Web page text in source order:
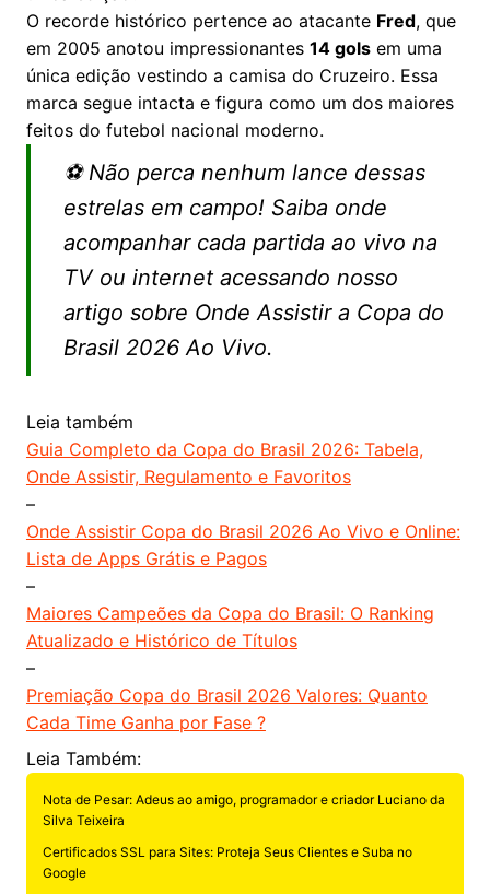
O recorde histórico pertence ao atacante Fred, que
em 2005 anotou impressionantes 14 golsem uma
única edição vestindo a camisa do Cruzeiro. Essa
marca segue intacta e figura como um dos maiores
feitos do futebol nacional moderno.
⚽ Não perca nenhum lance dessas
estrelas em campo! Saiba onde
acompanhar cada partida ao vivo na
TV ou internet acessando nosso
artigo sobre Onde Assistir a Copa do
Brasil 2026 Ao Vivo.
Leia também
Guia Completo da Copa do Brasil 2026: Tabela,
Onde Assistir, Regulamento e Favoritos
–
Onde Assistir Copa do Brasil 2026 Ao Vivo e Online:
Lista de Apps Grátis e Pagos
–
Maiores Campeões da Copa do Brasil: O Ranking
Atualizado e Histórico de Títulos
–
Premiação Copa do Brasil 2026 Valores: Quanto
Cada Time Ganha por Fase ?
Leia Também:
Nota de Pesar: Adeus ao amigo, programador e criador Luciano da
Silva Teixeira
Certificados SSL para Sites: Proteja Seus Clientes e Suba no
Google